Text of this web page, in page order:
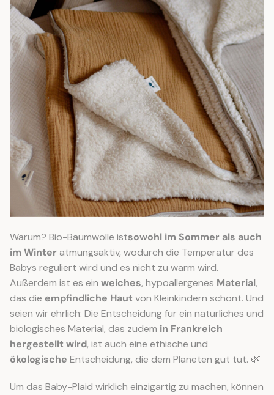
Warum? Bio-Baumwolle istsowohl im Sommer als auch
im Winter atmungsaktiv, wodurch die Temperatur des
Babys reguliert wird und es nicht zu warm wird.
Außerdem ist es ein weiches, hypoallergenes Material,
das die empfindliche Haut von Kleinkindern schont. Und
seien wir ehrlich: Die Entscheidung für ein natürliches und
biologisches Material, das zudem in Frankreich
hergestellt wird, ist auch eine ethische und
ökologische Entscheidung, die dem Planeten gut tut. 🌿
Um das Baby-Plaid wirklich einzigartig zu machen, können